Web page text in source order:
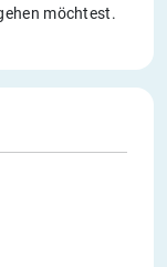
möchtest.